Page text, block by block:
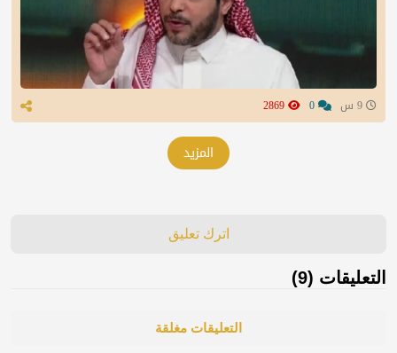
المزيد
اترك تعليق
التعليقات (9)
التعليقات مغلقة